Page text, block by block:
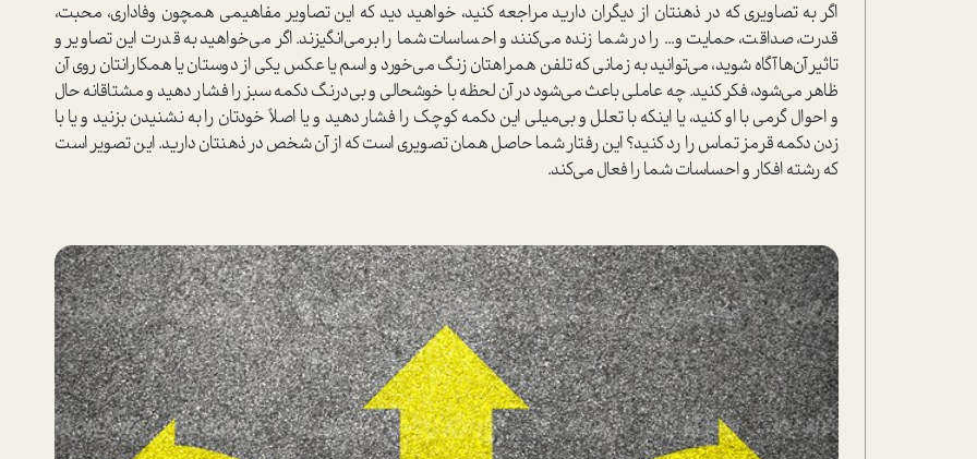
اگر به تصاویری که در ذهنتان از دیگران دارید مراجعه کنید، خواهید دید که این تصاویر مفاهیمی همچون وفاداری، محبت،
قدرت، صداقت، حمایت و... را در شما زنده ‌‌‌می‌کنند و احساسات شما را بر‌‌‌می‌انگیزند. اگر ‌‌‌می‌خواهید به قدرت این تصاویر و
تاثیر آن‌ها آگاه شوید، ‌‌‌می‌توانید به زمانی که تلفن همراهتان زنگ ‌‌‌می‌خورد و اسم یا عکس یکی از دوستان یا همکارانتان روی آن
ظاهر ‌‌‌می‌شود، فکر کنید. چه عاملی باعث ‌‌‌می‌شود در آن لحظه با خوشحالی و بی‌درنگ دکمه سبز را فشار دهید و مشتاقانه حال
و احوال گر‌‌‌می با او کنید، یا اینکه با تعلل و بی‌‌‌‌میلی این دکمه کوچک را فشار دهید و یا اصلاً خودتان را به نشنیدن بزنید و یا با
زدن دکمه قرمز تماس را رد کنید؟ این رفتار شما حاصل همان تصویری است که از آن شخص در ذهنتان دارید. این تصویر است
که رشته افکار و احساسات شما را فعال ‌‌‌می‌کند.